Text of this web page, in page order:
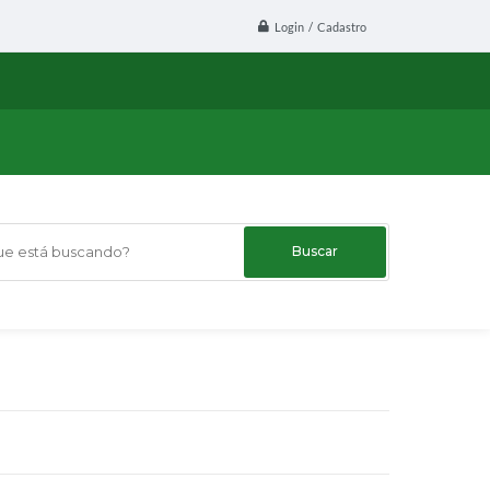
Login / Cadastro
está buscando?